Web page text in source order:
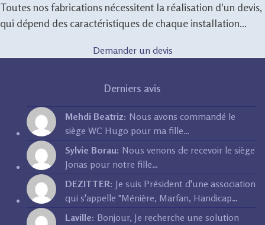
Toutes nos fabrications nécessitent la réalisation d'un devis,
qui dépend des caractéristiques de chaque installation...
Demander un devis
Derniers avis
Mehdi Beatriz: Nous avons commandé le
siège WC Hugo pour ma fille…
Sylvie Borau: Nous venons de recevoir le siège
Jonas pour notre fille…
DEZITTER: Je suis Président d'une association
qui s'appelle "Ménière, Marfan, Handicap…
Laville: Bonjour, Je recherche une solution